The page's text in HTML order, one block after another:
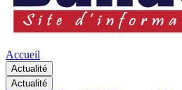
Accueil
Actualité
Actualité